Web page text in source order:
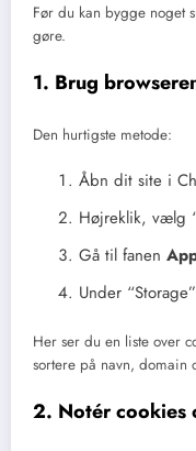
Før du kan bygge noget
gøre.
1. Brug
Den hurtigste metode:
Åbn dit site i
Højreklik, vælg
Gå til fanen
Under
Her ser du en liste over
sortere på navn, domain
2. Notér cookies